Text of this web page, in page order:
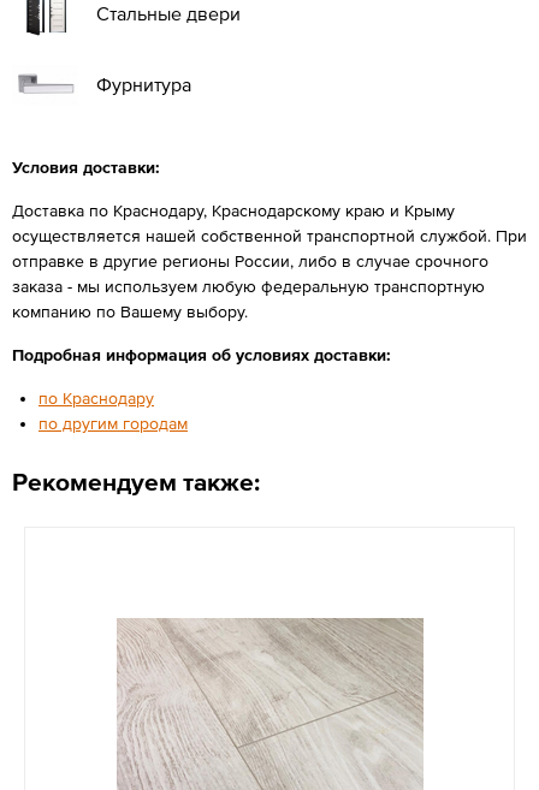
Стальные двери
Фурнитура
Условия доставки:
Доставка по Краснодару, Краснодарскому краю и Крыму
осуществляется нашей собственной транспортной службой. При
отправке в другие регионы России, либо в случае срочного
заказа - мы используем любую федеральную транспортную
компанию по Вашему выбору.
Подробная информация об условиях доставки:
по Краснодару
по другим городам
Рекомендуем также: